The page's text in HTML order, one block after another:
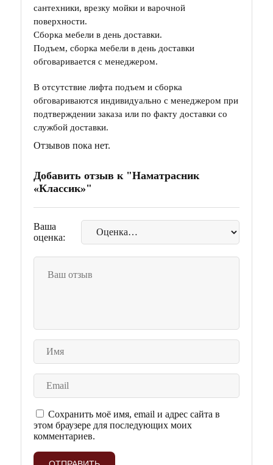
сантехники, врезку мойки и варочной
поверхности.
Сборка мебели в день доставки.
Подъем, сборка мебели в день доставки
обговаривается с менеджером.
В отсутствие лифта подъем и сборка
обговариваются индивидуально с менеджером при
подтверждении заказа или по факту доставки со
службой доставки.
Отзывов пока нет.
Добавить отзыв к "Наматрасник
«Классик»"
Ваша
оценка:
Сохранить моё имя, email и адрес сайта в
этом браузере для последующих моих
комментариев.